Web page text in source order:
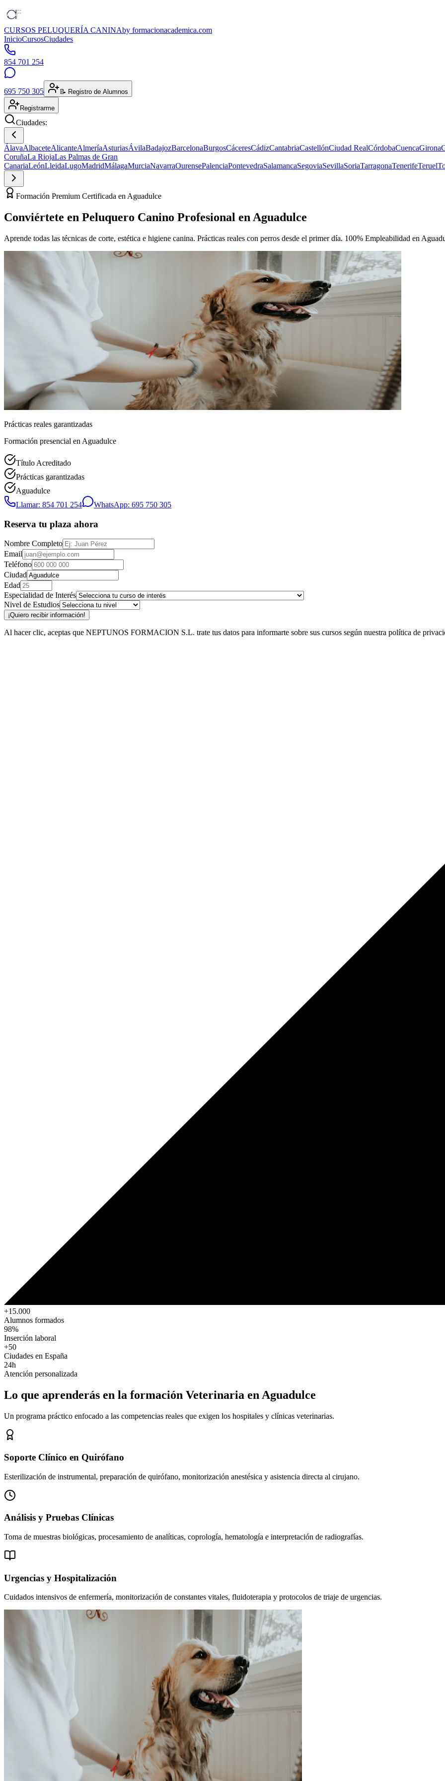
CURSOS PELUQUERÍA CANINAby formacionacademica.com
InicioCursosCiudades
854 701 254
695 750 305 📝 Registro de Alumnos
Registrarme
Ciudades:
ÁlavaAlbaceteAlicanteAlmeríaAsturiasÁvilaBadajozBarcelonaBurgosCáceresCádizCantabriaCastellónCiudad RealCórdobaCuencaGirona
CoruñaLa RiojaLas Palmas de Gran
CanariaLeónLleidaLugoMadridMálagaMurciaNavarraOurensePalenciaPontevedraSalamancaSegoviaSevillaSoriaTarragonaTenerifeTeruel
Formación Premium Certificada en Aguadulce
Conviértete en Peluquero Canino Profesional en Aguadulce
Aprende todas las técnicas de corte, estética e higiene canina. Prácticas reales con perros desde el primer día. 100% Empleabilidad en
Prácticas reales garantizadas
Formación presencial en Aguadulce
Título Acreditado
Prácticas garantizadas
Aguadulce
Llamar: 854 701 254
WhatsApp: 695 750 305
Reserva tu plaza ahora
Nombre Completo
Email
Teléfono
Ciudad
Edad
Especialidad de Interés
Nivel de Estudios
¡Quiero recibir información!
Al hacer clic, aceptas que NEPTUNOS FORMACION S.L. trate tus datos para informarte sobre sus cursos según nuestra política de
+15.000
Alumnos formados
98%
Inserción laboral
+50
Ciudades en España
24h
Atención personalizada
Lo que aprenderás en la formación Veterinaria en Aguadulce
Un programa práctico enfocado a las competencias reales que exigen los hospitales y clínicas veterinarias.
Soporte Clínico en Quirófano
Esterilización de instrumental, preparación de quirófano, monitorización anestésica y asistencia directa al cirujano.
Análisis y Pruebas Clínicas
Toma de muestras biológicas, procesamiento de analíticas, coprología, hematología e interpretación de radiografías.
Urgencias y Hospitalización
Cuidados intensivos de enfermería, monitorización de constantes vitales, fluidoterapia y protocolos de triaje de urgencias.